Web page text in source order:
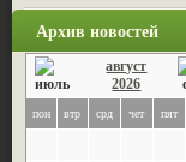
Архив новостей
август
2026
пон втр срд чет пят